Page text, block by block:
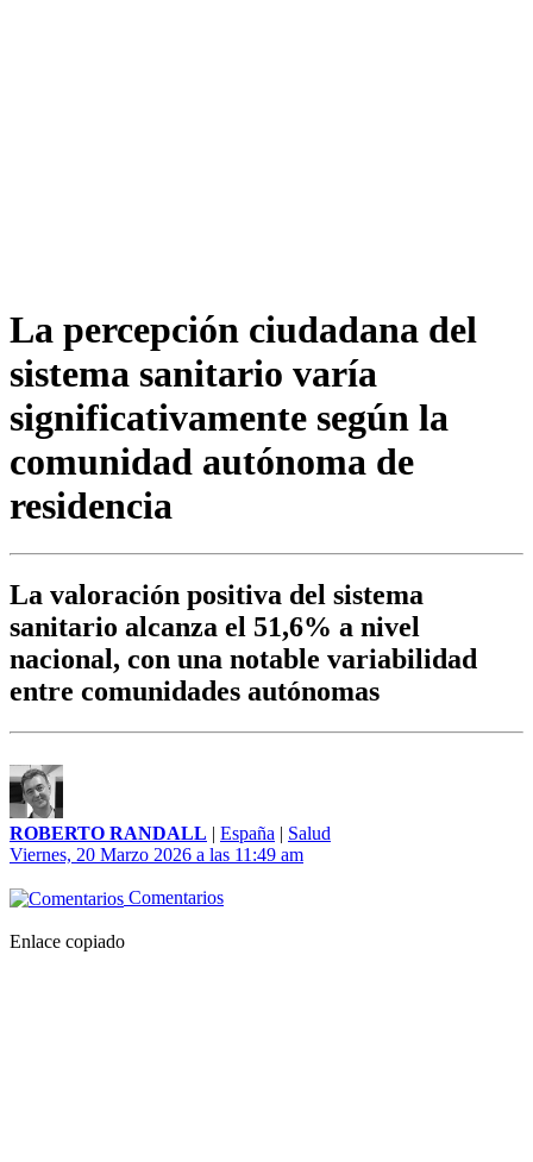
La percepción ciudadana del
sistema sanitario varía
significativamente según la
comunidad autónoma de
residencia
La valoración positiva del sistema
sanitario alcanza el 51,6% a nivel
nacional, con una notable variabilidad
entre comunidades autónomas
ROBERTO RANDALL | España | Salud
Viernes, 20 Marzo 2026 a las 11:49 am
Comentarios
Enlace copiado